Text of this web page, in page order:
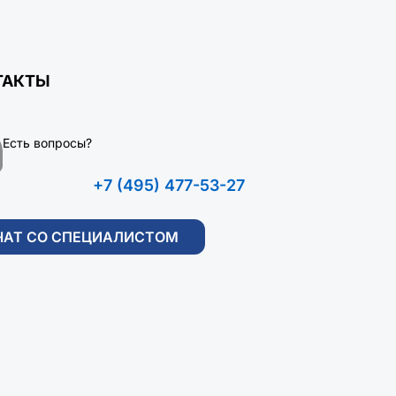
Есть вопросы?
+7 (495) 477-53-27
СО СПЕЦИАЛИСТОМ